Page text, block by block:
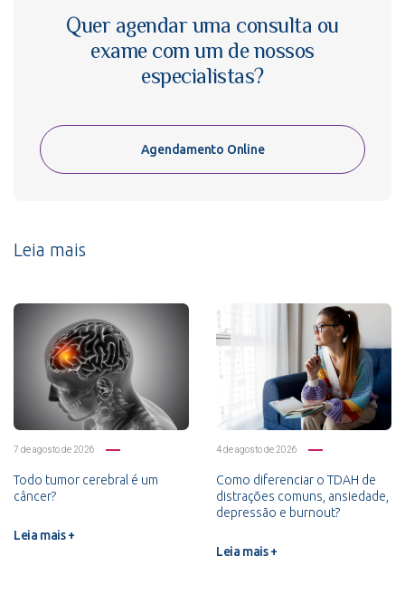
Quer agendar uma consulta ou
exame com um de nossos
especialistas?
Agendamento Online
Leia mais
7 de agosto de 2026
Todo tumor cerebral é um
câncer?
Leia mais +
4 de agosto de 2026
Como diferenciar o TDAH de
distrações comuns, ansiedade,
depressão e burnout?
Leia mais +